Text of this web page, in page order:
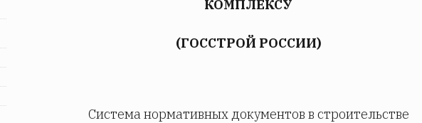
КОМПЛЕКСУ
(ГОССТРОЙ РОССИИ)
Система нормативных документов в строительстве